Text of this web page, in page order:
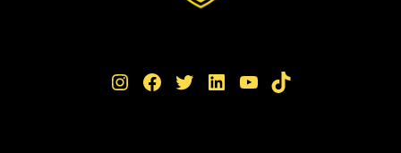
Instagram Facebook Twitter LinkedIn YouTube TikTok